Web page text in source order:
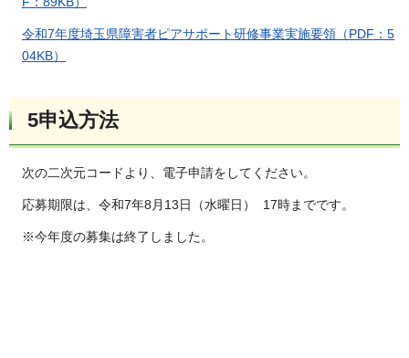
令和7年度埼玉県障害者ピアサポート研修事業実施要領（PDF：5
04KB）
5申込方法
次の二次元コードより、電子申請をしてください。
応募期限は、令和7年8月13日（水曜日） 17時までです。
※今年度の募集は終了しました。